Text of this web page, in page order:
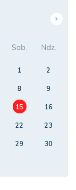
Sob. Ndz.
1
2
8
9
15
16
22
23
29
30